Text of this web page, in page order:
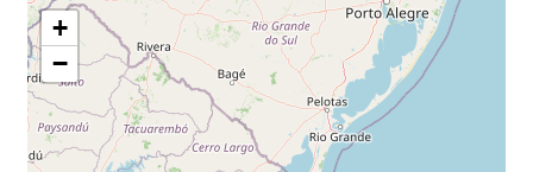
+
−